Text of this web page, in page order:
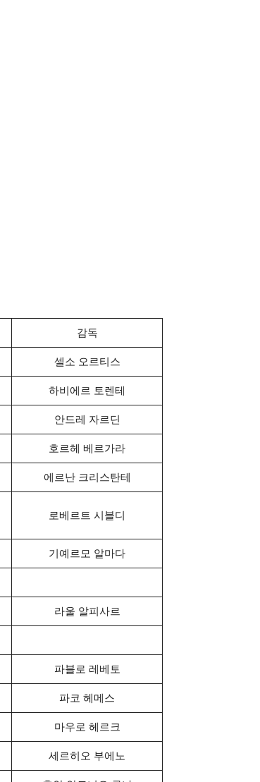
감독
셀소 오르티스
하비에르 토렌테
안드레 자르딘
호르헤 베르가라
에르난 크리스탄테
로베르트 시블디
기예르모 알마다
라울 알피사르
파블로 레베토
파코 헤메스
마우로 헤르크
세르히오 부에노